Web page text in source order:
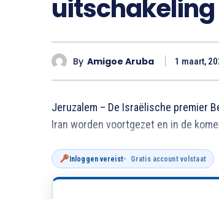
By Amigoe Aruba 1 maart,
Jeruzalem – De Israëlische premier
Iran worden voortgezet en in de
Inloggen vereist Gratis account volstaat